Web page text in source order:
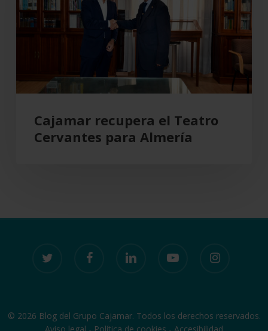
Cervantes
para
Cajamar recupera el Teatro
Cervantes para Almería
© 2026 Blog del Grupo Cajamar. Todos los derechos reservados.